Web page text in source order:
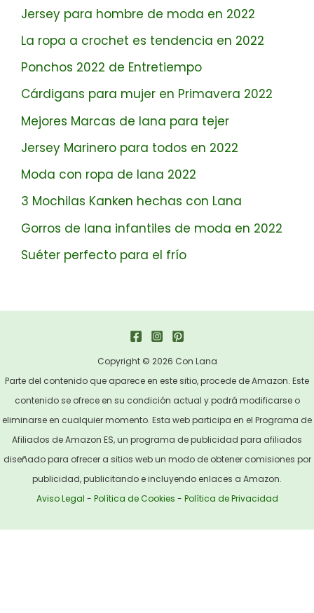
Jersey para hombre de moda en 2022
La ropa a crochet es tendencia en 2022
Ponchos 2022 de Entretiempo
Cárdigans para mujer en Primavera 2022
Mejores Marcas de lana para tejer
Jersey Marinero para todos en 2022
Moda con ropa de lana 2022
3 Mochilas Kanken hechas con Lana
Gorros de lana infantiles de moda en 2022
Suéter perfecto para el frío
Copyright © 2026 Con Lana
Parte del contenido que aparece en este sitio, procede de Amazon. Este
contenido se ofrece en su condición actual y podrá modificarse o
eliminarse en cualquier momento. Esta web participa en el Programa de
Afiliados de Amazon ES, un programa de publicidad para afiliados
diseñado para ofrecer a sitios web un modo de obtener comisiones por
publicidad, publicitando e incluyendo enlaces a Amazon.
Aviso Legal - Política de Cookies - Política de Privacidad